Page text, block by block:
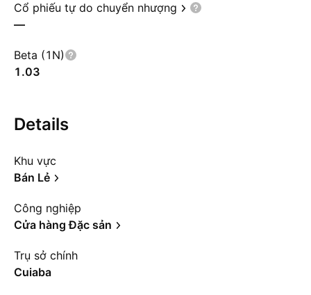
Cổ phiếu tự do chuyển nhượng
—
Beta (1N)
1.03
Details
Khu vực
Bán Lẻ
Công nghiệp
Cửa hàng Đặc sản
Trụ sở chính
Cuiaba